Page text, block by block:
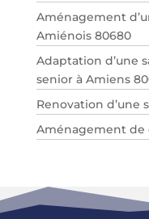
Aménagement
Amiénois 80680
Adaptation d’une
senior à Amiens
Renovation d’une
Aménagement de